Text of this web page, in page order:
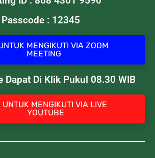
Passcode : 12345
MENGIKUTI VIA ZOOM
MEETING
Dapat Di Klik Pukul 08.30 WIB
UNTUK MENGIKUTI VIA LIVE
YOUTUBE